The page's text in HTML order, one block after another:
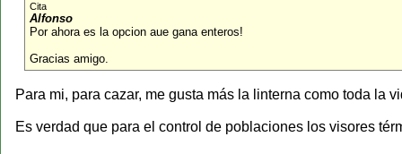
Cita
Alfonso
Por ahora es la opcion aue gana enteros!
Gracias amigo.
Para mi, para cazar, me gusta más la linterna como toda la
Es verdad que para el control de poblaciones los visores